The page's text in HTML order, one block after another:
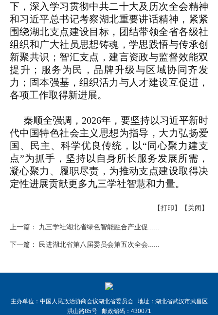
下，深入学习贯彻中共二十大及历次全会精神
和习近平总书记考察湖北重要讲话精神，紧紧
围绕湖北支点建设目标，团结带领全省各级社
组织和广大社员思想铸魂，学思践悟与传承创
新聚共识；智汇支点，建言资政与监督效能双
提升；服务为民，品牌升级与区域协同齐发
力；固本强基，组织活力与人才建设互促进，
各项工作取得新进展。
秦顺全强调，2026年，要坚持以习近平新时
代中国特色社会主义思想为指导，大力弘扬爱
国、民主、科学优良传统，以“同心聚力建支
点”为抓手，坚持以自身所长服务发展所需，
凝心聚力、履职尽责，为推动支点建设取得决
定性进展贡献更多九三学社智慧和力量。
【打印】 【关闭】
上一篇： 九三学社湖北省绿色智能融合产业促......
下一篇： 民进湖北省第八届委员会第五次全会......
主办单位：中国人民政治协商会议湖北省委员会 地址：湖北省武汉市武昌区
洪山路85号 邮政编码：430071